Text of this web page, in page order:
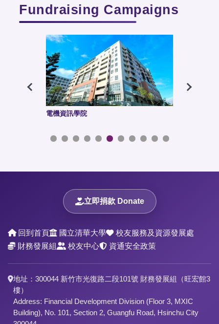
Fundraising Campaigns
電機資訊學院
立即捐款 Donate
回到首頁 國立清華大學
校友服務及資源發展處
財務發展組
校友中心 資通安全政策
地址：300044 新竹市光復路二段101號 財務發展組（旺宏館3
樓）
Address: Financial Development Division (Floor 3, MXIC
Building), No. 101, Section 2, Guangfu Road, Hsinchu City